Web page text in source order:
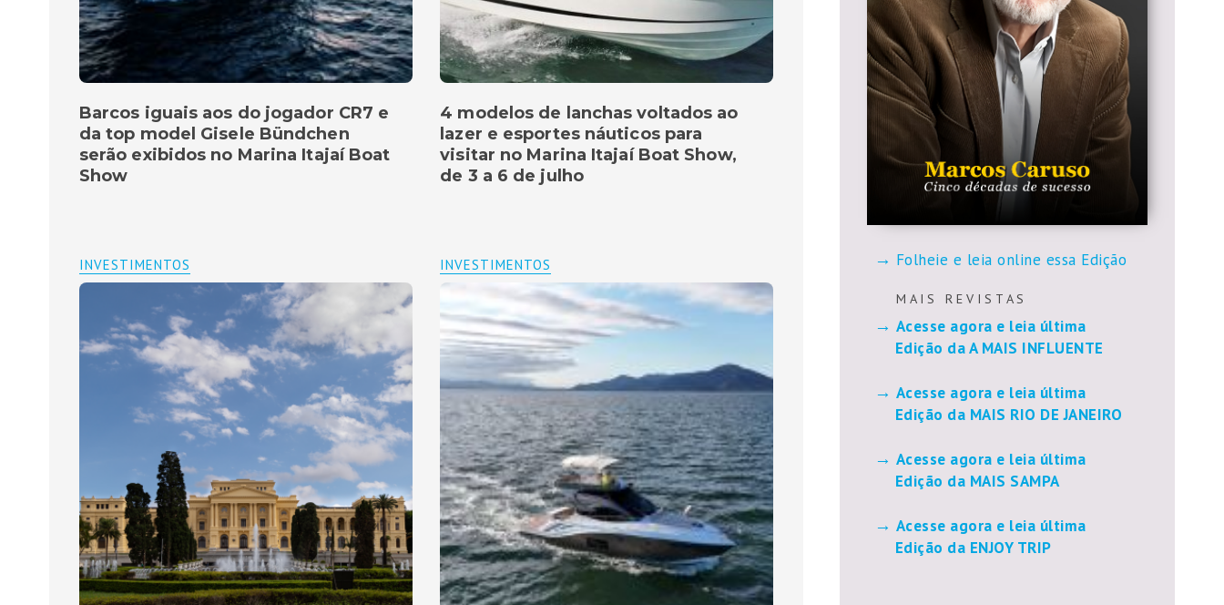
4 modelos de lanchas voltados ao
lazer e esportes náuticos para
visitar no Marina Itajaí Boat Show,
de 3 a 6 de julho
Barcos iguais aos do jogador CR7 e
da top model Gisele Bündchen
serão exibidos no Marina Itajaí Boat
Show
INVESTIMENTOS
INVESTIMENTOS Folheie e leia online essa Edição
M A I S R E V I S T A S
Acesse agora e leia última
Edição da A MAIS INFLUENTE
Acesse agora e leia última
Edição da MAIS RIO DE JANEIRO
Acesse agora e leia última
Edição da MAIS SAMPA
Acesse agora e leia última
Edição da ENJOY TRIP